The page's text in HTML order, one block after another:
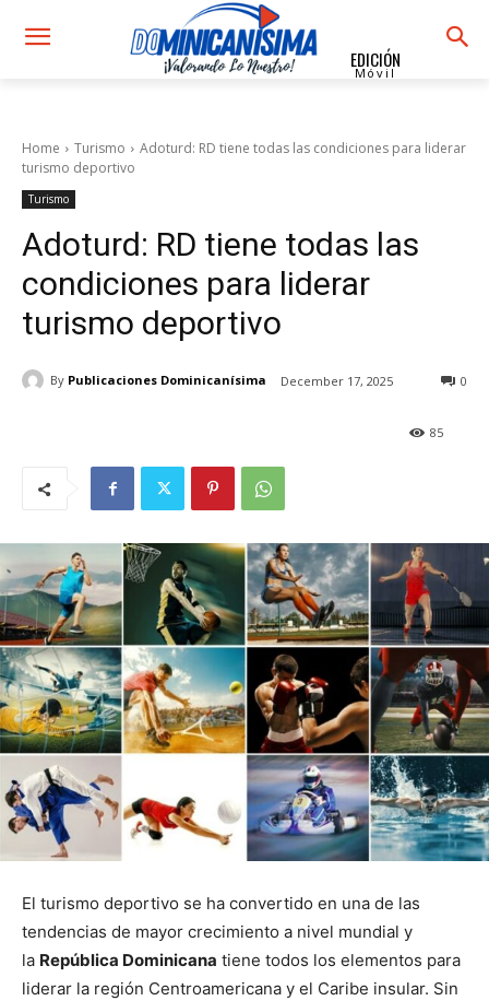
EDICIÓN
Móvil
Home Turismo
Adoturd: RD tiene todas las condiciones para liderar
turismo deportivo
Turismo
Adoturd: RD tiene todas las
condiciones para liderar
turismo deportivo
By Publicaciones Dominicanísima December 17, 2025 0
85
El turismo deportivo se ha convertido en una de las
tendencias de mayor crecimiento a nivel mundial y
la República Dominicana tiene todos los elementos para
liderar la región Centroamericana y el Caribe insular. Sin